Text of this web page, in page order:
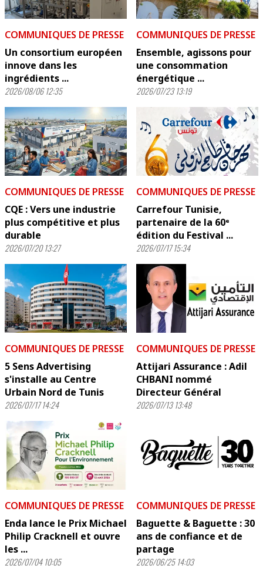
COMMUNIQUES DE PRESSE
Un consortium européen
innove dans les
ingrédients ...
2026/08/06 12:35
COMMUNIQUES DE PRESSE
Ensemble, agissons pour
une consommation
énergétique ...
2026/07/23 13:19
COMMUNIQUES DE PRESSE
CQE : Vers une industrie
plus compétitive et plus
durable
2026/07/20 13:27
COMMUNIQUES DE PRESSE
Carrefour Tunisie,
partenaire de la 60ᵉ
édition du Festival ...
2026/07/17 15:34
COMMUNIQUES DE PRESSE
5 Sens Advertising
s'installe au Centre
Urbain Nord de Tunis
2026/07/17 14:24
COMMUNIQUES DE PRESSE
Attijari Assurance : Adil
CHBANI nommé
Directeur Général
2026/07/13 13:48
COMMUNIQUES DE PRESSE
Enda lance le Prix Michael
Philip Cracknell et ouvre
les ...
2026/07/04 10:05
COMMUNIQUES DE PRESSE
Baguette & Baguette : 30
ans de confiance et de
partage
2026/06/25 14:03